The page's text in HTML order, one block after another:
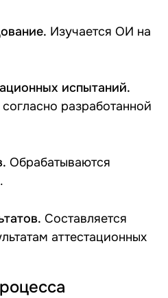
Изучается ОИ на
испытаний.
разработанной
Обрабатываются
Составляется
аттестационных